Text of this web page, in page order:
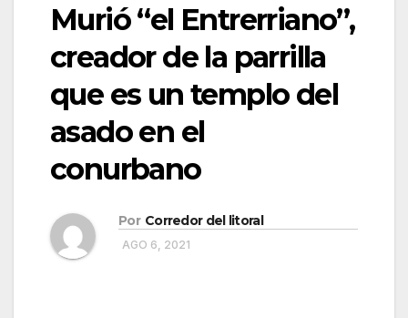
Murió “el Entrerriano”,
creador de la parrilla
que es un templo del
asado en el
conurbano
Por Corredor del litoral
AGO 6, 2021